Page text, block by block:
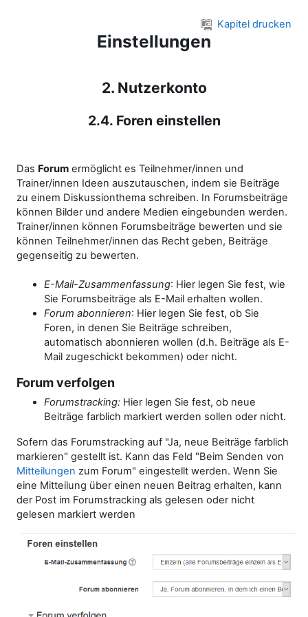
Kapitel drucken
Einstellungen
2. Nutzerkonto
2.4. Foren einstellen
Das Forum ermöglicht es Teilnehmer/innen und
Trainer/innen Ideen auszutauschen, indem sie Beiträge
zu einem Diskussionthema schreiben. In Forumsbeiträge
können Bilder und andere Medien eingebunden werden.
Trainer/innen können Forumsbeiträge bewerten und sie
können Teilnehmer/innen das Recht geben, Beiträge
gegenseitig zu bewerten.
E-Mail-Zusammenfassung: Hier legen Sie fest, wie
Sie Forumsbeiträge als E-Mail erhalten wollen.
Forum abonnieren: Hier legen Sie fest, ob Sie
Foren, in denen Sie Beiträge schreiben,
automatisch abonnieren wollen (d.h. Beiträge als E-
Mail zugeschickt bekommen) oder nicht.
Forum verfolgen
Forumstracking: Hier legen Sie fest, ob neue
Beiträge farblich markiert werden sollen oder nicht.
Sofern das Forumstracking auf "Ja, neue Beiträge farblich
markieren" gestellt ist. Kann das Feld "Beim Senden von
Mitteilungen zum Forum" eingestellt werden. Wenn Sie
eine Mitteilung über einen neuen Beitrag erhalten, kann
der Post im Forumstracking als gelesen oder nicht
gelesen markiert werden